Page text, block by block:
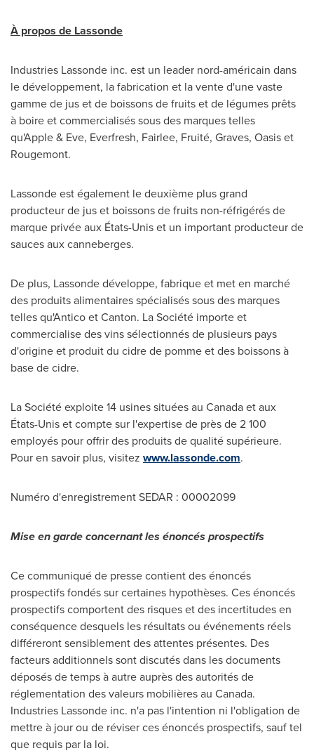
À propos de Lassonde
Industries Lassonde inc. est un leader nord-américain dans
le développement, la fabrication et la vente d'une vaste
gamme de jus et de boissons de fruits et de légumes prêts
à boire et commercialisés sous des marques telles
qu'Apple & Eve, Everfresh, Fairlee, Fruité, Graves, Oasis et
Rougemont.
Lassonde est également le deuxième plus grand
producteur de jus et boissons de fruits non-réfrigérés de
marque privée aux États-Unis et un important producteur de
sauces aux canneberges.
De plus, Lassonde développe, fabrique et met en marché
des produits alimentaires spécialisés sous des marques
telles qu'Antico et Canton. La Société importe et
commercialise des vins sélectionnés de plusieurs pays
d'origine et produit du cidre de pomme et des boissons à
base de cidre.
La Société exploite 14 usines situées au Canadaet aux
États-Unis et compte sur l'expertise de près de 2 100
employés pour offrir des produits de qualité supérieure.
Pour en savoir plus, visitez www.lassonde.com.
Numéro d'enregistrement SEDAR : 00002099
Mise en garde concernant les énoncés prospectifs
Ce communiqué de presse contient des énoncés
prospectifs fondés sur certaines hypothèses. Ces énoncés
prospectifs comportent des risques et des incertitudes en
conséquence desquels les résultats ou événements réels
différeront sensiblement des attentes présentes. Des
facteurs additionnels sont discutés dans les documents
déposés de temps à autre auprès des autorités de
réglementation des valeurs mobilières au Canada.
Industries Lassonde inc. n'a pas l'intention ni l'obligation de
mettre à jour ou de réviser ces énoncés prospectifs, sauf tel
que requis par la loi.